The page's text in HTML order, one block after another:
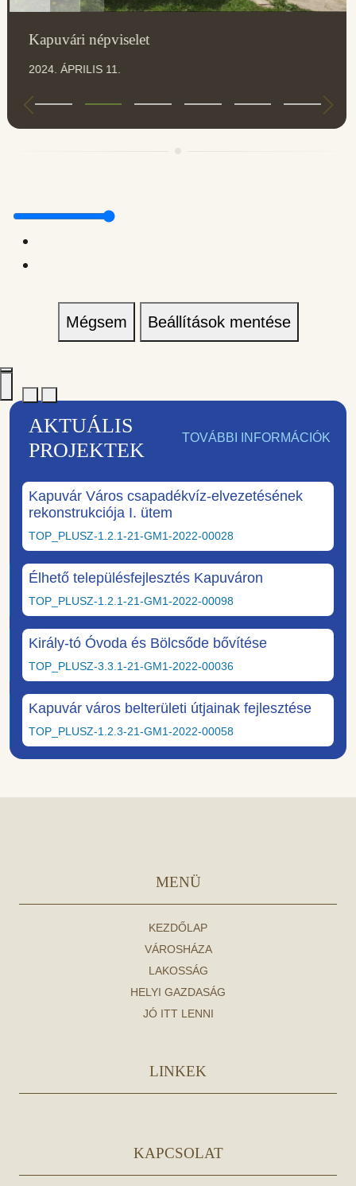
Kapuvári népviselet
2024. ÁPRILIS 11.
Mégsem Beállítások mentése
AKTUÁLIS
PROJEKTEK
TOVÁBBI INFORMÁCIÓK
Kapuvár Város csapadékvíz-elvezetésének
rekonstrukciója I. ütem
TOP_PLUSZ-1.2.1-21-GM1-2022-00028
Élhető településfejlesztés Kapuváron
TOP_PLUSZ-1.2.1-21-GM1-2022-00098
Király-tó Óvoda és Bölcsőde bővítése
TOP_PLUSZ-3.3.1-21-GM1-2022-00036
Kapuvár város belterületi útjainak fejlesztése
TOP_PLUSZ-1.2.3-21-GM1-2022-00058
MENÜ
KEZDŐLAP
VÁROSHÁZA
LAKOSSÁG
HELYI GAZDASÁG
JÓ ITT LENNI
LINKEK
KAPCSOLAT